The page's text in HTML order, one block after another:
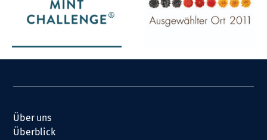
Über uns
Überblick